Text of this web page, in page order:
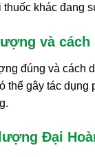
thuốc khác đang
và cách
đúng và cách
thể gây tác dụng
Đại